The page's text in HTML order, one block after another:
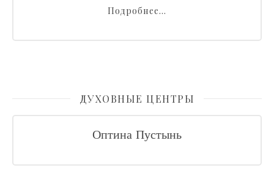
Подробнее…
ДУХОВНЫЕ ЦЕНТРЫ
Оптина Пустынь